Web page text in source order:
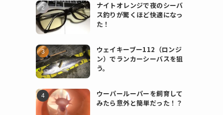
ナイトオレンジで夜のシーバ
ス釣りが驚くほど快適になっ
た！
ウェイキーブー112（ロンジ
ン）でランカーシーバスを狙
う。
ウーパールーパーを飼育して
みたら意外と簡単だった！？